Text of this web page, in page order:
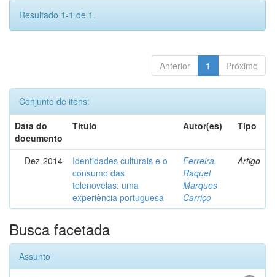
Resultado 1-1 de 1.
Anterior 1 Próximo
Conjunto de itens:
Data do
documento
Título Autor(es) Tipo
Dez-2014
Identidades culturais e o
consumo das
telenovelas: uma
experiência portuguesa
Ferreira,
Raquel
Marques
Carriço
Artigo
Busca facetada
Assunto